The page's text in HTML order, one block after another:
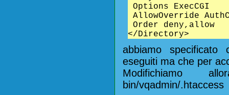
Options ExecCGI
AllowOverride
Order deny,allow
</Directory>
abbiamo
eseguiti ma che per
Modifichiamo
bin/vqadmin/.htaccess